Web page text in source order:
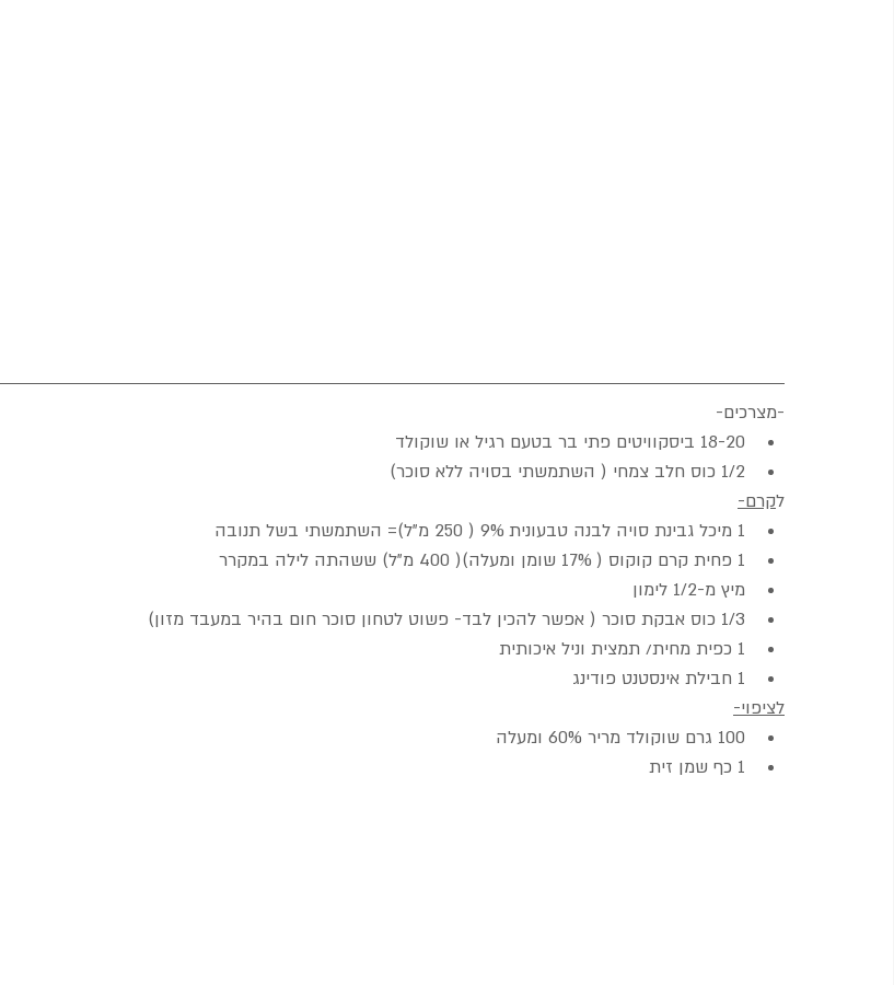
-מצרכים-
18-20 ביסקוויטים פתי בר בטעם רגיל או שוקולד
1/2 כוס חלב צמחי ( השתמשתי בסויה ללא סוכר)
לקרם-
1 מיכל גבינת סויה לבנה טבעונית 9% ( 250 מ"ל)= השתמשתי בשל תנובה
1 פחית קרם קוקוס ( 17% שומן ומעלה)( 400 מ"ל) ששהתה לילה במקרר
מיץ מ-1/2 לימון
1/3 כוס אבקת סוכר ( אפשר להכין לבד- פשוט לטחון סוכר חום בהיר במעבד מזון)
1 כפית מחית/ תמצית וניל איכותית
1 חבילת אינסטנט פודינג
לציפוי-
100 גרם שוקולד מריר 60% ומעלה
1 כף שמן זית